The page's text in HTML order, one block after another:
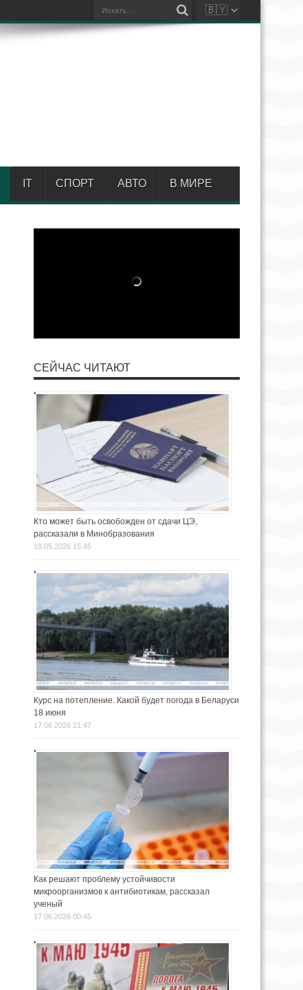
IT СПОРТ АВТО В МИРЕ
СЕЙЧАС ЧИТАЮТ
Кто может быть освобожден от сдачи ЦЭ,
рассказали в Минобразования
19.05.2026 15:45
Курс на потепление. Какой будет погода в Беларуси
18 июня
17.06.2026 21:47
Как решают проблему устойчивости
микроорганизмов к антибиотикам, рассказал
ученый
17.06.2026 00:45